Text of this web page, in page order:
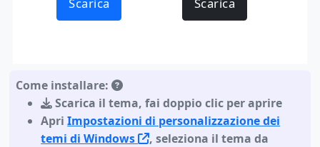
Scarica Scarica
Come installare:
Scarica il tema,fai doppio clic per aprire
ApriImpostazioni di personalizzazione dei
temi di Windows
, seleziona il tema da